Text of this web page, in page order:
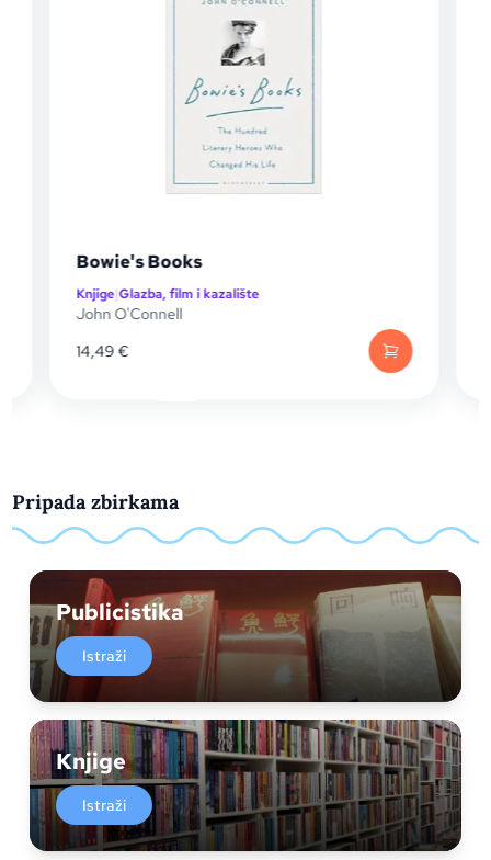
Bowie's Books
Knjige|Glazba, film i kazalište
John O'Connell
14,49€
Pripada zbirkama
Publicistika
Istraži
Knjige
Istraži